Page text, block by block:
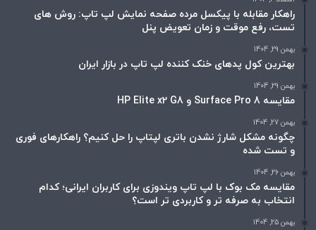
راهکار مقابله با پیکسل مرده صفحه نمایش لپ تاپ: روش های
تست، رفع موقت و زمان تعویض پنل
بهمن 29, 1404
بهترین کول پدهای خنک کننده لپ تاپ در بازار ایران
بهمن 29, 1404
مقایسه Surface Pro 8 و HP Elite x2 G8
بهمن 27, 1404
چگونه مشکل شارژ نشدن باتری لپتاپ را حل کنیم؟ راهکارهای فوری
و تست شده
بهمن 26, 1404
مقایسه مک بوک با لپ تاپ ویندوزی برای کاربران ایرانی؛ کدام
انتخاب به صرفه تر و کاربردی تر است؟
بهمن 25, 1404